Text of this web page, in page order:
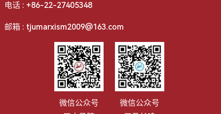
电话 : +86-22-27405348
邮箱 : tjumarxism2009@163.com
微信公众号
微信公众号